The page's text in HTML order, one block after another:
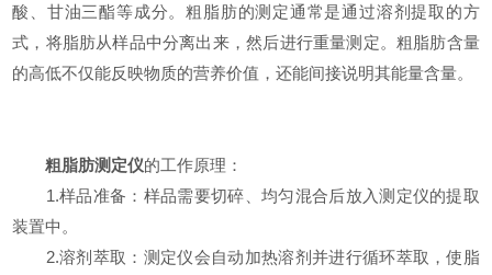
酸、甘油三酯等成分。粗脂肪的测定通常是通过溶剂提取的方
式，将脂肪从样品中分离出来，然后进行重量测定。粗脂肪含量
的高低不仅能反映物质的营养价值，还能间接说明其能量含量。
粗脂肪测定仪的工作原理：
1.样品准备：样品需要切碎、均匀混合后放入测定仪的提取
装置中。
2.溶剂萃取：测定仪会自动加热溶剂并进行循环萃取，使脂